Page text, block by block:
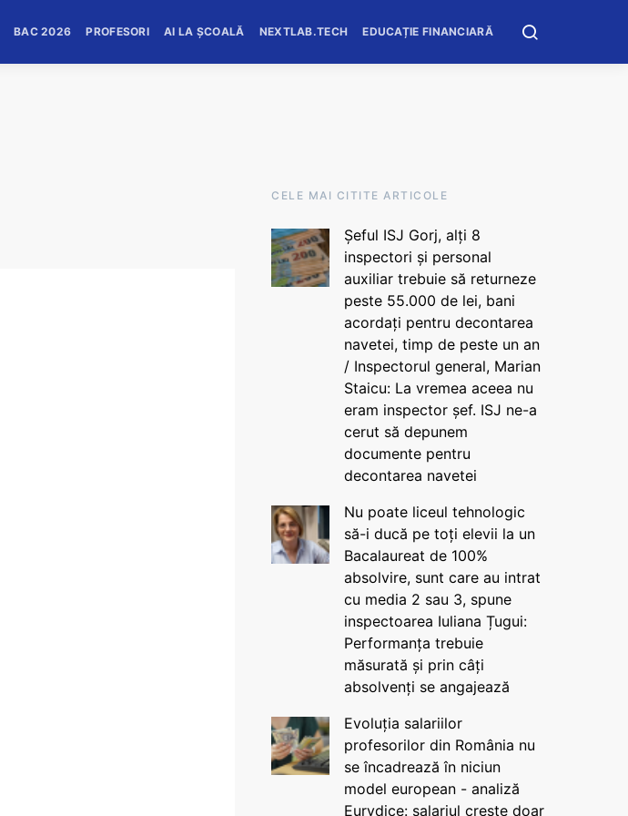
BAC 2026 PROFESORI AI LA ȘCOALĂ NEXTLAB.TECH EDUCAȚIE FINANCIARĂ
CELE MAI CITITE ARTICOLE
Șeful ISJ Gorj, alți 8
inspectori și personal
auxiliar trebuie să returneze
peste 55.000 de lei, bani
acordați pentru decontarea
navetei, timp de peste un an
/ Inspectorul general, Marian
Staicu: La vremea aceea nu
eram inspector șef. ISJ ne-a
cerut să depunem
documente pentru
decontarea navetei
Nu poate liceul tehnologic
să-i ducă pe toți elevii la un
Bacalaureat de 100%
absolvire, sunt care au intrat
cu media 2 sau 3, spune
inspectoarea Iuliana Țugui:
Performanța trebuie
măsurată și prin câți
absolvenți se angajează
Evoluția salariilor
profesorilor din România nu
se încadrează în niciun
model european - analiză
Eurydice: salariul crește doar